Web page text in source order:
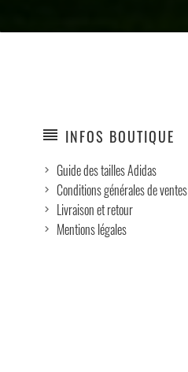
reorder INFOS BOUTIQUE
Guide des tailles Adidas
Conditions générales de ventes
Livraison et retour
Mentions légales